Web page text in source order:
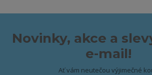
Novinky, akce a
e-mail!
Ať vám neutečou výjimečné